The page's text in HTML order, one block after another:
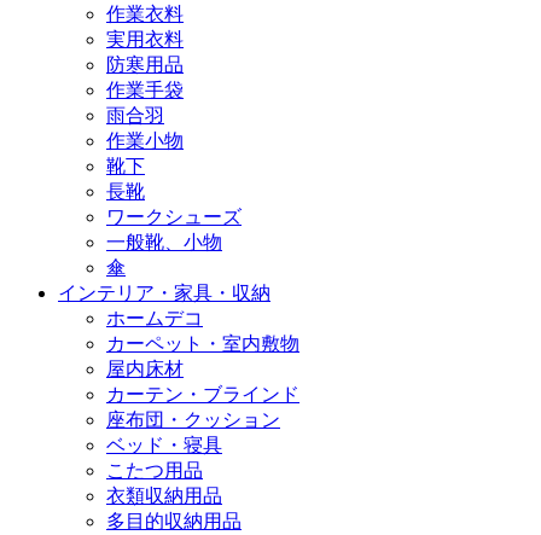
作業衣料
実用衣料
防寒用品
作業手袋
雨合羽
作業小物
靴下
長靴
ワークシューズ
一般靴、小物
傘
インテリア・家具・収納
ホームデコ
カーペット・室内敷物
屋内床材
カーテン・ブラインド
座布団・クッション
ベッド・寝具
こたつ用品
衣類収納用品
多目的収納用品